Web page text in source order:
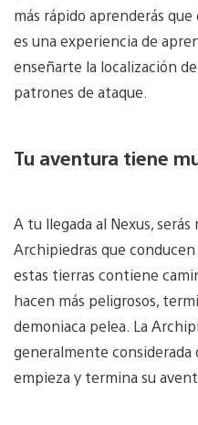
más rápido aprenderás
es una experiencia de
enseñarte la localización
patrones de ataque.
Tu aventura tiene
A tu llegada al Nexus,
Archipiedras que conducen
estas tierras contiene
hacen más peligrosos,
demoniaca pelea. La
generalmente
empieza y termina su